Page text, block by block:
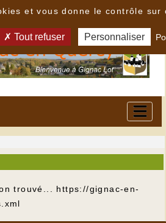
trouvé... https://gignac-en-
et vous donne le contrôle sur
Tout refuser Personnaliser